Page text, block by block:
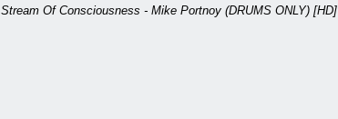
Stream Of Consciousness - Mike Portnoy (DRUMS ONLY) [HD]